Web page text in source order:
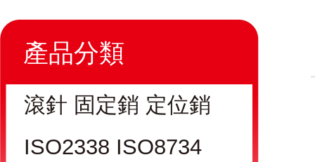
產品分類
滾針 固定銷 定位銷
ISO2338 ISO8734